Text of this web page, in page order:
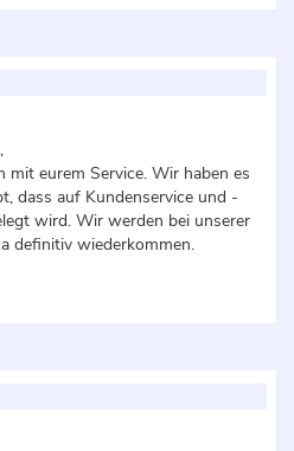
eurem Service. Wir haben es
dass auf Kundenservice und -
wird. Wir werden bei unserer
definitiv wiederkommen.